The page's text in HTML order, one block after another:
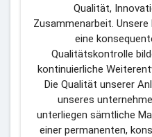
Qualität,
Zusammenarbeit.
eine
Qualitätskontrolle
kontinuierliche
Die Qualität unserer
unseres
unterliegen sämtliche
einer permanenten,